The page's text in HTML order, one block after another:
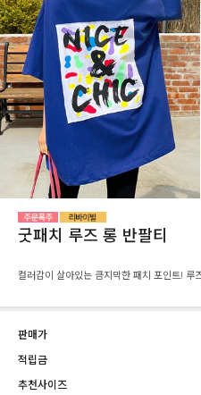
굿패치 루즈 롱 반팔티
컬러감이 살아있는 큼지막한 패치 포인트!
판매가
적립금
추천사이즈